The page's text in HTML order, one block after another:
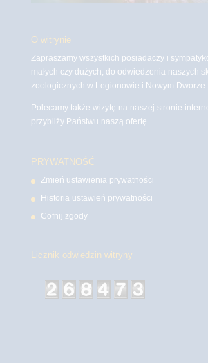
O witrynie
Zapraszamy wszystkich posiadaczy i
małych czy dużych, do odwiedzenia naszych
zoologicznych w Legionowie i Nowym Dworze
Polecamy także wizytę na naszej stronie
przybliży Państwu naszą ofertę.
PRYWATNOŚĆ
Zmień ustawienia prywatności
Historia ustawień prywatności
Cofnij zgody
Licznik odwiedzin witryny